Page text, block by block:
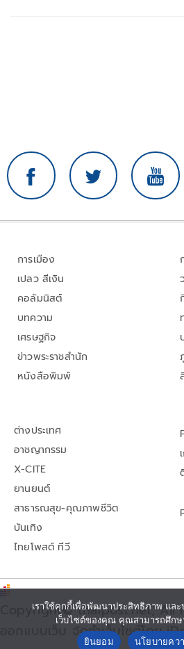
การเมือง
เปลว สีเงิน
คอลัมนิสต์
บทความ
เศรษฐกิจ
ข่าวพระราชสำนัก
หนังสือพิมพ์
ต่างประเทศ
อาชญากรรม
X-CITE
ยานยนต์
สาธารณสุข-คุณภาพชีวิต
บันเทิง
ไทยโพสต์ ทีวี
Copyright© thaipost.net, All
ออกแบบเว็บ จัดทำเว็บไซต์โดย
เราใช้คุกกี้เพื่อพัฒนาประสิทธิภาพ แล
เว็บไซต์ของคุณ คุณสามารถศึกษ
ยินยอม
นโยบายคว